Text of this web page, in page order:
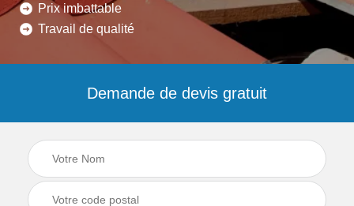
Prix imbattable
Travail de qualité
Demande de devis gratuit